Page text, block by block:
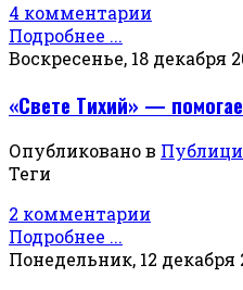
4 комментарии
Подробнее ...
Воскресенье, 18 декабря
«Свете Тихий» —
Опубликовано в
Теги
2 комментарии
Подробнее ...
Понедельник, 12 декабря